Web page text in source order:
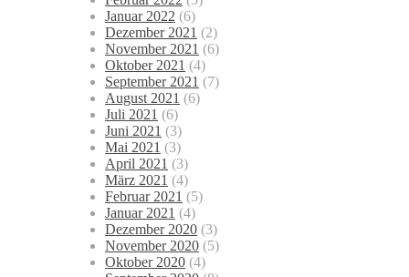
Januar 2022 (6)
Dezember 2021 (2)
November 2021 (6)
Oktober 2021 (4)
September 2021 (7)
August 2021 (6)
Juli 2021 (6)
Juni 2021 (3)
Mai 2021 (3)
April 2021 (3)
März 2021 (4)
Februar 2021 (5)
Januar 2021 (4)
Dezember 2020 (3)
November 2020 (5)
Oktober 2020 (4)